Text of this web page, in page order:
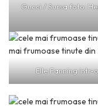
Gucci / Sursa foto:
Elle Fanning intr-